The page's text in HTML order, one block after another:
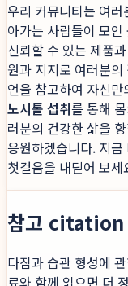
우리 커뮤니티는 여
아가는 사람들이 모
신뢰할 수 있는 제품
원과 지지로 여러분
언을 참고하여 자신만
노시톨 섭취를 통해
러분의 건강한 삶을
응원하겠습니다. 지
첫걸음을 내딛어 보세
참고 citation
다짐과 습관 형성에
료와 함께 읽으면 더